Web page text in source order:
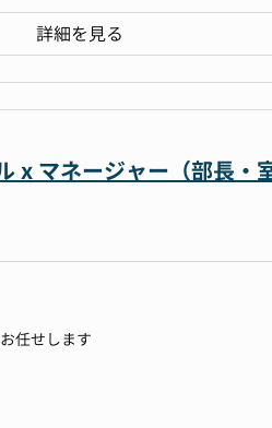
、仕事を進めやすいです。
グ）
作成
きます。
社の成長・拡大に繋がります。
ーションや、彼らへ打ち出すコーポ
IR担当者に留まらず幅広に経験を積
ンサル会社など様々な業界で活躍し
磨できる環境があります。
と実行
ウハウの注入による企業価値向上）
詳細を見る
x マネージャー（部長・
任せします